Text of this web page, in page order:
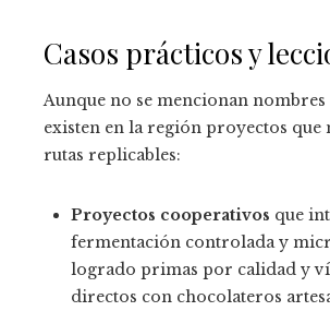
Casos prácticos y
Aunque no se mencionan
existen en la región proyectos que
rutas replicables:
Proyectos cooperativos que
fermentación controlada y
logrado primas por calidad y
directos con chocolateros